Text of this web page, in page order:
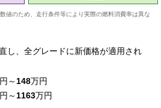
値のため、走行条件等により実際の燃料消費率は異な
し、全グレードに新価格が適用され
～148万円
～1163万円